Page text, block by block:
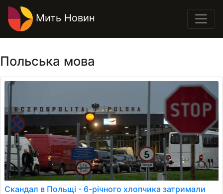
Мить Новин
Польська мова
Скандал в Польщі - 6-річного хлопчика затримали